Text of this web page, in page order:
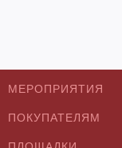
МЕРОПРИЯТИЯ
Концерты
ПОКУПАТЕЛЯМ